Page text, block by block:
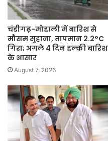
किया
चंडीगढ़-मोहाली में बारिश से
मौसम सुहाना, तापमान 2.2°C
गिरा; अगले 4 दिन हल्की बारिश
के आसार
August 7, 2026